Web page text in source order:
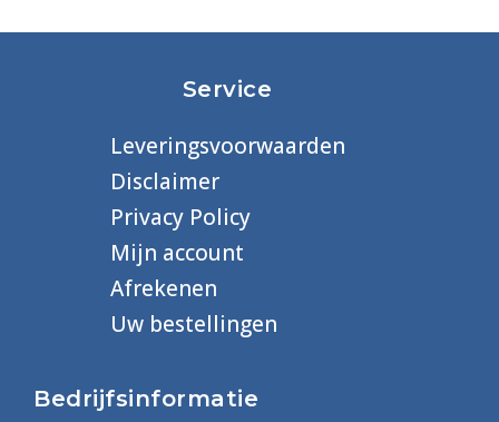
Service
Leveringsvoorwaarden
Disclaimer
Privacy Policy
Mijn account
Afrekenen
Uw bestellingen
Bedrijfsinformatie